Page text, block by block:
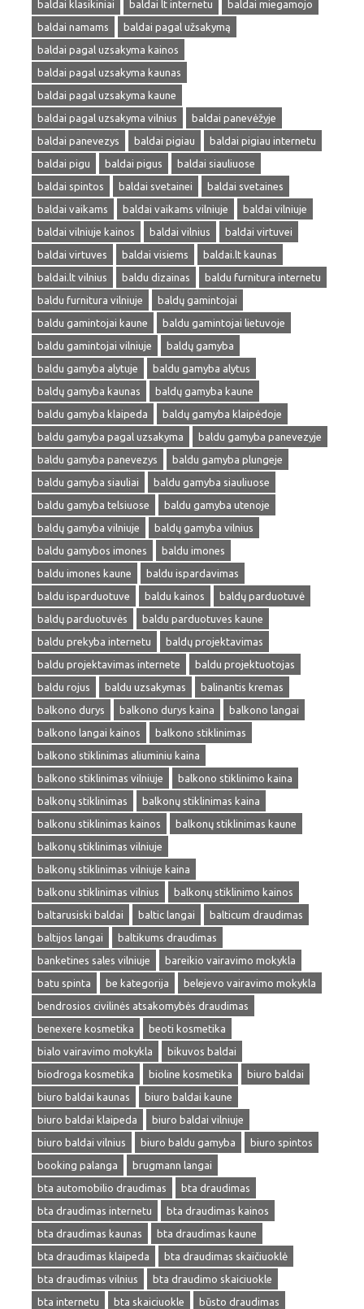
baldai klasikiniai baldai lt internetu
baldai miegamojo
baldai namams
baldai pagal užsakymą
baldai pagal uzsakyma kainos
baldai pagal uzsakyma kaunas
baldai pagal uzsakyma kaune
baldai pagal uzsakyma vilnius
baldai panevėžyje
baldai panevezys
baldai pigiau
baldai pigiau internetu
baldai pigu
baldai pigus
baldai siauliuose
baldai spintos
baldai svetainei
baldai svetaines
baldai vaikams
baldai vaikams vilniuje
baldai vilniuje
baldai vilniuje kainos
baldai vilnius
baldai virtuvei
baldai virtuves
baldai visiems
baldai.lt kaunas
baldai.lt vilnius
baldu dizainas
baldu furnitura internetu
baldu furnitura vilniuje
baldų gamintojai
baldu gamintojai kaune
baldu gamintojai lietuvoje
baldu gamintojai vilniuje
baldų gamyba
baldu gamyba alytuje
baldu gamyba alytus
baldų gamyba kaunas
baldų gamyba kaune
baldu gamyba klaipeda
baldų gamyba klaipėdoje
baldu gamyba pagal uzsakyma
baldu gamyba panevezyje
baldu gamyba panevezys
baldu gamyba plungeje
baldu gamyba siauliai
baldu gamyba siauliuose
baldu gamyba telsiuose
baldu gamyba utenoje
baldų gamyba vilniuje
baldų gamyba vilnius
baldu gamybos imones
baldu imones
baldu imones kaune
baldu ispardavimas
baldu isparduotuve
baldu kainos
baldų parduotuvė
baldų parduotuvės
baldu parduotuves kaune
baldu prekyba internetu
baldų projektavimas
baldu projektavimas internete
baldu projektuotojas
baldu rojus
baldu uzsakymas
balinantis kremas
balkono durys
balkono durys kaina
balkono langai
balkono langai kainos
balkono stiklinimas
balkono stiklinimas aliuminiu kaina
balkono stiklinimas vilniuje
balkono stiklinimo kaina
balkonų stiklinimas
balkonų stiklinimas kaina
balkonu stiklinimas kainos
balkonų stiklinimas kaune
balkonų stiklinimas vilniuje
balkonų stiklinimas vilniuje kaina
balkonu stiklinimas vilnius
balkonų stiklinimo kainos
baltarusiski baldai
baltic langai
balticum draudimas
baltijos langai
baltikums draudimas
banketines sales vilniuje
bareikio vairavimo mokykla
batu spinta
be kategorija
belejevo vairavimo mokykla
bendrosios civilinės atsakomybės draudimas
benexere kosmetika
beoti kosmetika
bialo vairavimo mokykla
bikuvos baldai
biodroga kosmetika
bioline kosmetika
biuro baldai
biuro baldai kaunas
biuro baldai kaune
biuro baldai klaipeda
biuro baldai vilniuje
biuro baldai vilnius
biuro baldu gamyba
biuro spintos
booking palanga
brugmann langai
bta automobilio draudimas
bta draudimas
bta draudimas internetu
bta draudimas kainos
bta draudimas kaunas
bta draudimas kaune
bta draudimas klaipeda
bta draudimas skaičiuoklė
bta draudimas vilnius
bta draudimo skaiciuokle
bta internetu
bta skaiciuokle
būsto draudimas